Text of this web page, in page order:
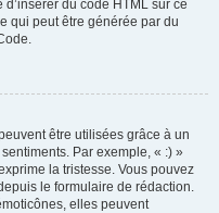
du code HTML sur ce
qui peut être générée par du
être utilisées grâce à un
Par exemple, « :) »
la tristesse. Vous pouvez
le formulaire de rédaction.
elles peuvent